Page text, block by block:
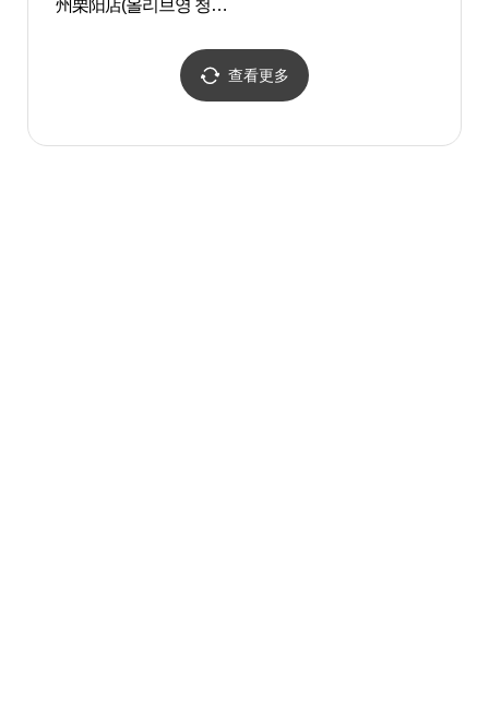
州栗阳店(올리브영 청주
查看更多